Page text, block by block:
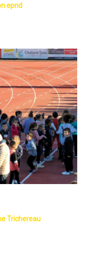
epnd
Trichereau